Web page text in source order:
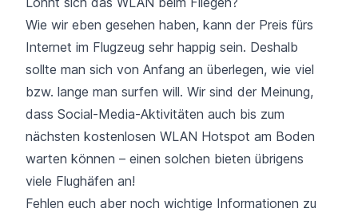
Wie wir eben gesehen haben, kann der Preis fürs
Internet im Flugzeug sehr happig sein. Deshalb
sollte man sich von Anfang an überlegen, wie viel
bzw. lange man surfen will. Wir sind der Meinung,
dass Social-Media-Aktivitäten auch bis zum
nächsten kostenlosen WLAN Hotspot am Boden
warten können – einen solchen bieten übrigens
viele Flughäfen an!
Fehlen euch aber noch wichtige Informationen zu